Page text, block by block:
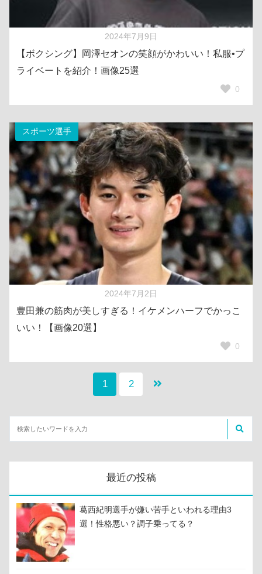
2024年7月9日
【ボクシング】岡澤セオンの笑顔がかわいい！私服•プ
ライベートを紹介！画像25選
0
スポーツ選手
2024年7月2日
豊田兼の筋肉が美しすぎる！イケメンハーフでかっこ
いい！【画像20選】
0
1 2
最近の投稿
葛西紀明選手が嫌い苦手といわれる理由3
選！性格悪い？調子乗ってる？